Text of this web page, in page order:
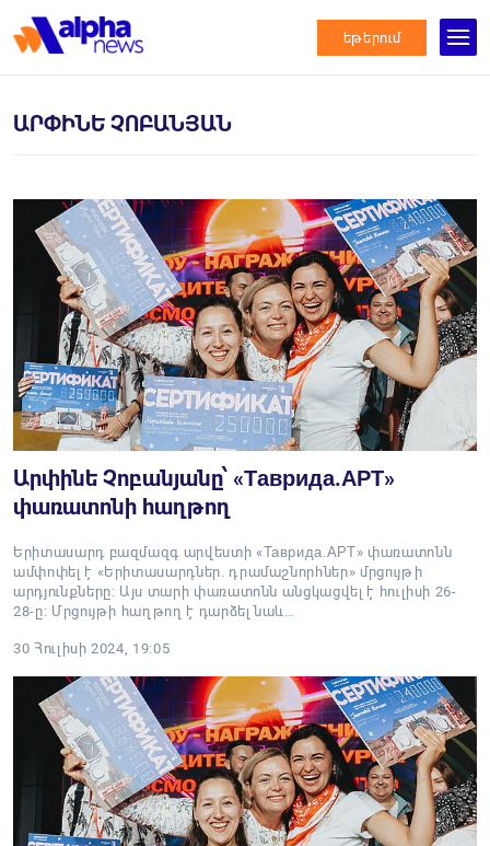
եթերում
ԱՐՓԻՆԵ ՉՈԲԱՆՅԱՆ
Արփինե Չոբանյանը՝ «Таврида.АРТ»
փառատոնի հաղթող
Երիտասարդ բազմազգ արվեստի «Таврида.АРТ» փառատոնն
ամփոփել է «Երիտասարդներ. դրամաշնորհներ» մրցույթի
արդյունքները: Այս տարի փառատոնն անցկացվել է հուլիսի 26-
28-ը։ Մրցույթի հաղթող է դարձել նաև…
30 Հուլիսի 2024, 19:05